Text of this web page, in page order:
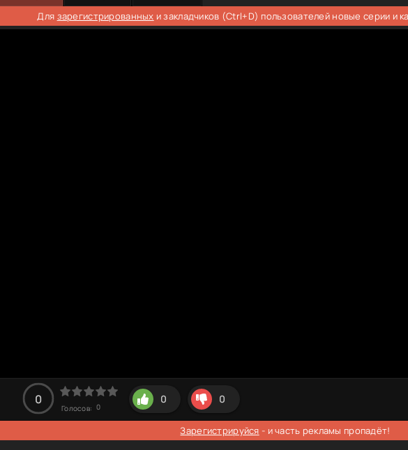
Для зарегистрированных и закладчиков (Ctrl+D) пользователей новые серии и
0
Голосов: 0
0 0
Зарегистрируйся - и часть рекламы пропадёт!